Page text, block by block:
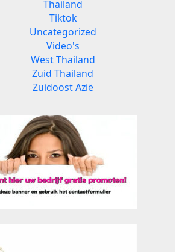
Thailand
Tiktok
Uncategorized
Video's
West Thailand
Zuid Thailand
Zuidoost Azië